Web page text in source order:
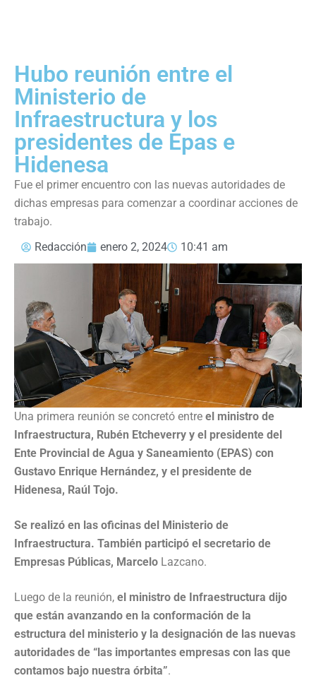
Hubo reunión entre el
Ministerio de
Infraestructura y los
presidentes de Epas e
Hidenesa
Fue el primer encuentro con las nuevas autoridades de
dichas empresas para comenzar a coordinar acciones de
trabajo.
Redacción
enero 2, 2024 10:41 am
Una primera reunión se concretó entre el ministro de
Infraestructura, Rubén Etcheverry y el presidente del
Ente Provincial de Agua y Saneamiento (EPAS) con
Gustavo Enrique Hernández, y el presidente de
Hidenesa, Raúl Tojo.
Se realizó en las oficinas del Ministerio de
Infraestructura. También participó el secretario de
Empresas Públicas, Marcelo Lazcano.
Luego de la reunión, el ministro de Infraestructura dijo
que están avanzando en la conformación de la
estructura del ministerio y la designación de las nuevas
autoridades de “las importantes empresas con las que
contamos bajo nuestra órbita”.